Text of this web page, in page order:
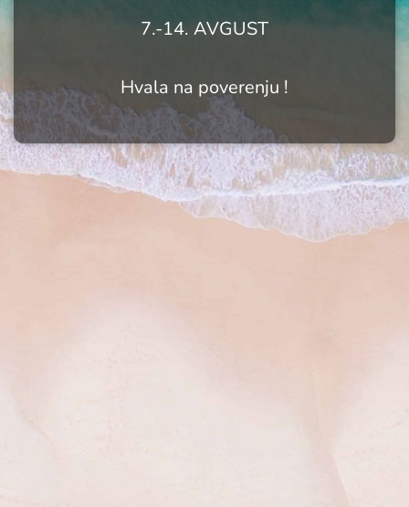
7.-14. AVGUST
Hvala na poverenju !